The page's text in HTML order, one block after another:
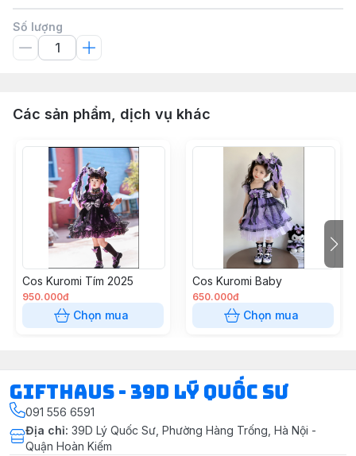
Số lượng
Các sản phẩm, dịch vụ khác
Cos Kuromi Tím 2025
950.000đ
Chọn mua
Cos Kuromi Baby
650.000đ
Chọn mua
Gifthaus - 39D Lý Quốc Sư
091 556 6591
Địa chỉ: 39D Lý Quốc Sư, Phường Hàng Trống, Hà Nội -
Quận Hoàn Kiếm